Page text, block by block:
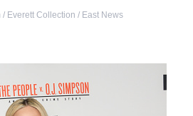
/ Everett Collection / East News